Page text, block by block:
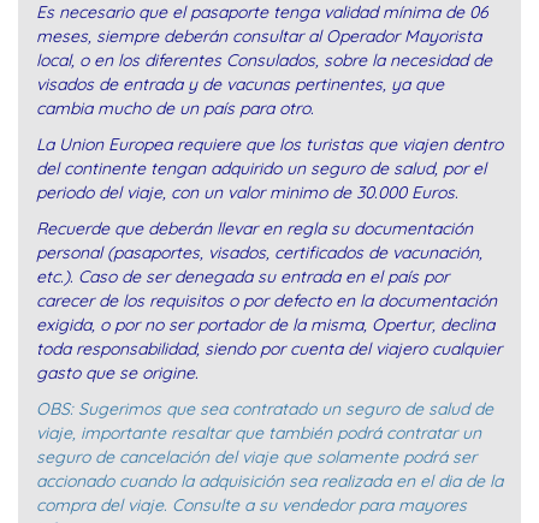
Es necesario que el pasaporte tenga validad mínima de 06
meses, siempre deberán consultar al Operador Mayorista
local, o en los diferentes Consulados, sobre la necesidad de
visados de entrada y de vacunas pertinentes, ya que
cambia mucho de un país para otro.
La Union Europea requiere que los turistas que viajen dentro
del continente tengan adquirido un seguro de salud, por el
periodo del viaje, con un valor minimo de 30.000 Euros.
Recuerde que deberán llevar en regla su documentación
personal (pasaportes, visados, certificados de vacunación,
etc.). Caso de ser denegada su entrada en el país por
carecer de los requisitos o por defecto en la documentación
exigida, o por no ser portador de la misma, Opertur, declina
toda responsabilidad, siendo por cuenta del viajero cualquier
gasto que se origine.
OBS: Sugerimos que sea contratado un seguro de salud de
viaje, importante resaltar que también podrá contratar un
seguro de cancelación del viaje que solamente podrá ser
accionado cuando la adquisición sea realizada en el dia de la
compra del viaje. Consulte a su vendedor para mayores